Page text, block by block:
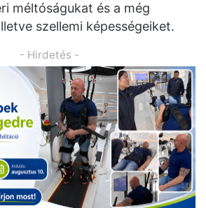
méltóságukat és a még
szellemi képességeiket.
- Hirdetés -